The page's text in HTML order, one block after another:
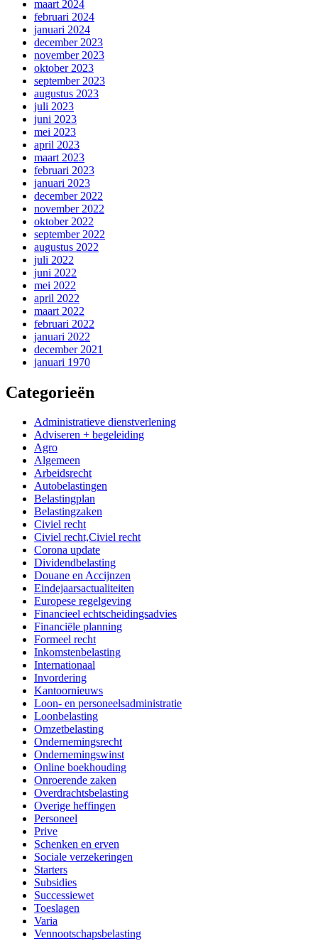
maart 2024
februari 2024
januari 2024
december 2023
november 2023
oktober 2023
september 2023
augustus 2023
juli 2023
juni 2023
mei 2023
april 2023
maart 2023
februari 2023
januari 2023
december 2022
november 2022
oktober 2022
september 2022
augustus 2022
juli 2022
juni 2022
mei 2022
april 2022
maart 2022
februari 2022
januari 2022
december 2021
januari 1970
Categorieën
Administratieve dienstverlening
Adviseren + begeleiding
Agro
Algemeen
Arbeidsrecht
Autobelastingen
Belastingplan
Belastingzaken
Civiel recht
Civiel recht,Civiel recht
Corona update
Dividendbelasting
Douane en Accijnzen
Eindejaarsactualiteiten
Europese regelgeving
Financieel echtscheidingsadvies
Financiële planning
Formeel recht
Inkomstenbelasting
Internationaal
Invordering
Kantoornieuws
Loon- en personeelsadministratie
Loonbelasting
Omzetbelasting
Ondernemingsrecht
Ondernemingswinst
Online boekhouding
Onroerende zaken
Overdrachtsbelasting
Overige heffingen
Personeel
Prive
Schenken en erven
Sociale verzekeringen
Starters
Subsidies
Successiewet
Toeslagen
Varia
Vennootschapsbelasting